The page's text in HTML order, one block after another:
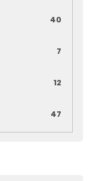
40
7
12
47